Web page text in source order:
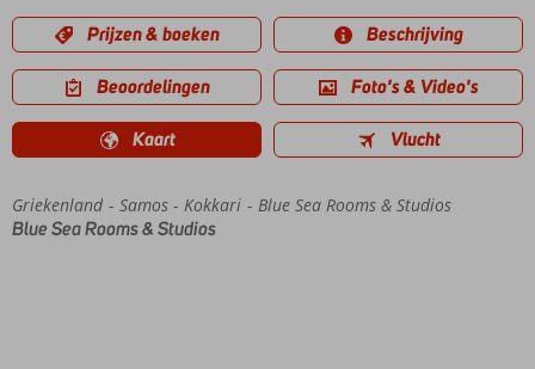
Prijzen & boeken Beschrijving
Beoordelingen Foto's & Video's
Kaart Vlucht
Home
Griekenland Samos Kokkari
Blue Sea Rooms & Studios
Blue Sea Rooms & Studios